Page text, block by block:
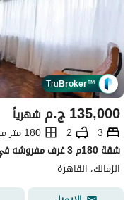
TruBroker™
ج.م135,000 شهرياً
3
2
180 متر مربع
شقة 180م 3 غرف مفروشه في الزمالك
الزمالك، القاهرة